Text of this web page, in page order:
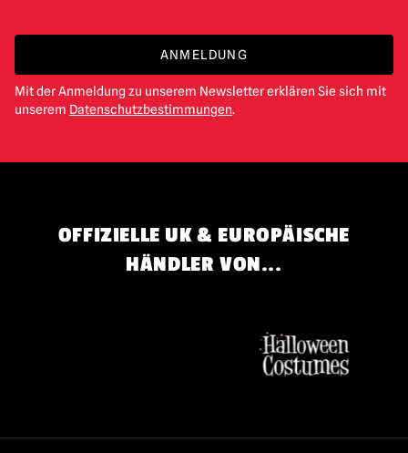
ANMELDUNG
Mit der Anmeldung zu unserem Newsletter erklären Sie sich mit
unserem Datenschutzbestimmungen.
OFFIZIELLE UK & EUROPÄISCHE
HÄNDLER VON...